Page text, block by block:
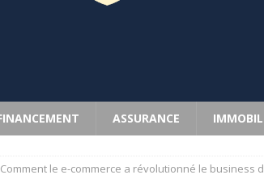
ASSURANCE
Comment le e-commerce a révolutionné le business